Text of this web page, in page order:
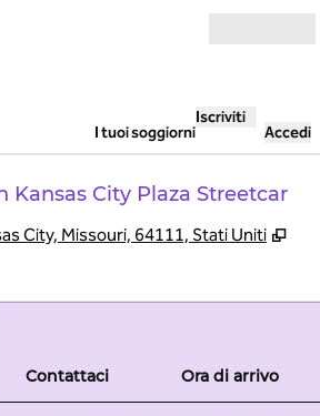
I tuoi soggiorni
Iscriviti
Accedi
Kansas City Plaza Streetcar
City, Missouri, 64111, Stati Uniti ,
Contattaci
Ora di arrivo